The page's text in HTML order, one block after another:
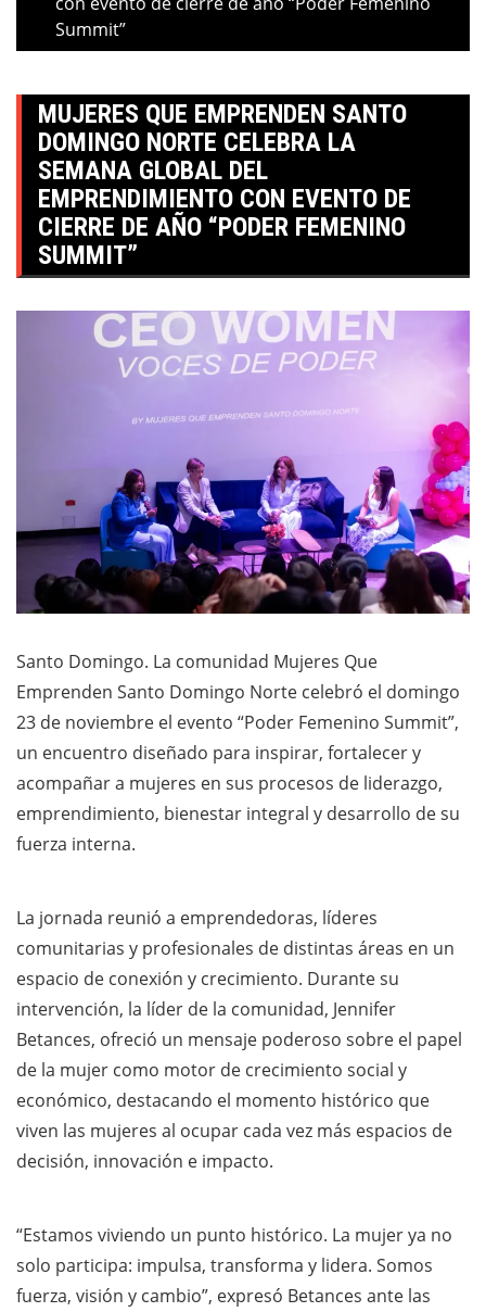
Summit”
MUJERES QUE EMPRENDEN SANTO
DOMINGO NORTE CELEBRA LA
SEMANA GLOBAL DEL
EMPRENDIMIENTO CON EVENTO DE
CIERRE DE AÑO “PODER FEMENINO
SUMMIT”
Santo Domingo. La comunidad Mujeres Que
Emprenden Santo Domingo Norte celebró el domingo
23 de noviembre el evento “Poder Femenino Summit”,
un encuentro diseñado para inspirar, fortalecer y
acompañar a mujeres en sus procesos de liderazgo,
emprendimiento, bienestar integral y desarrollo de su
fuerza interna.
La jornada reunió a emprendedoras, líderes
comunitarias y profesionales de distintas áreas en un
espacio de conexión y crecimiento. Durante su
intervención, la líder de la comunidad, Jennifer
Betances, ofreció un mensaje poderoso sobre el papel
de la mujer como motor de crecimiento social y
económico, destacando el momento histórico que
viven las mujeres al ocupar cada vez más espacios de
decisión, innovación e impacto.
“Estamos viviendo un punto histórico. La mujer ya no
solo participa: impulsa, transforma y lidera. Somos
fuerza, visión y cambio”, expresó Betances ante las